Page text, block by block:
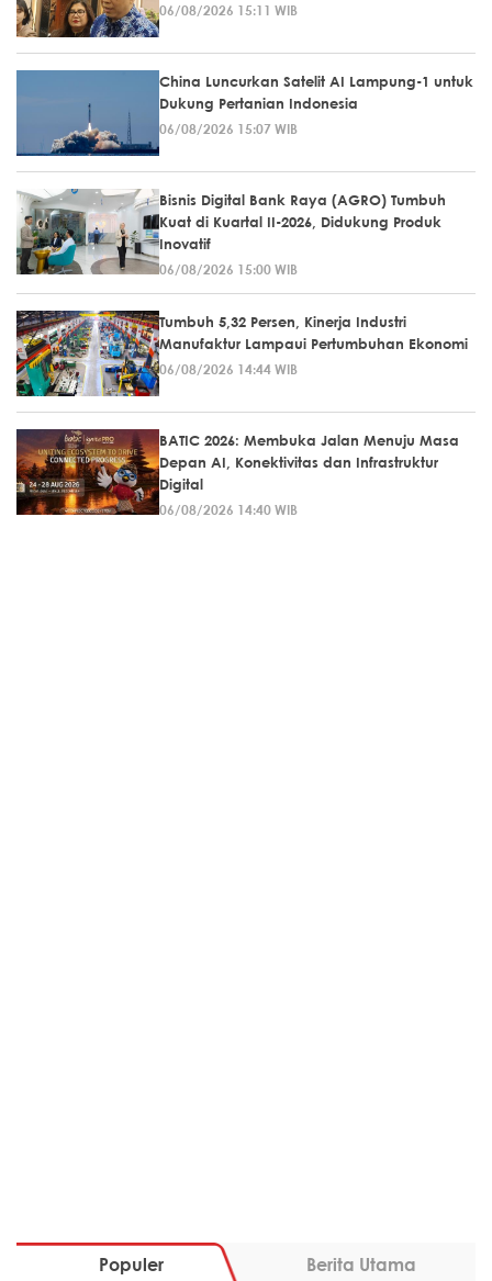
06/08/2026 15:11 WIB
China Luncurkan Satelit AI Lampung-1 untuk
Dukung Pertanian Indonesia
06/08/2026 15:07 WIB
Bisnis Digital Bank Raya (AGRO) Tumbuh
Kuat di Kuartal II-2026, Didukung Produk
Inovatif
06/08/2026 15:00 WIB
Tumbuh 5,32 Persen, Kinerja Industri
Manufaktur Lampaui Pertumbuhan Ekonomi
06/08/2026 14:44 WIB
BATIC 2026: Membuka Jalan Menuju Masa
Depan AI, Konektivitas dan Infrastruktur
Digital
06/08/2026 14:40 WIB
Populer Berita Utama